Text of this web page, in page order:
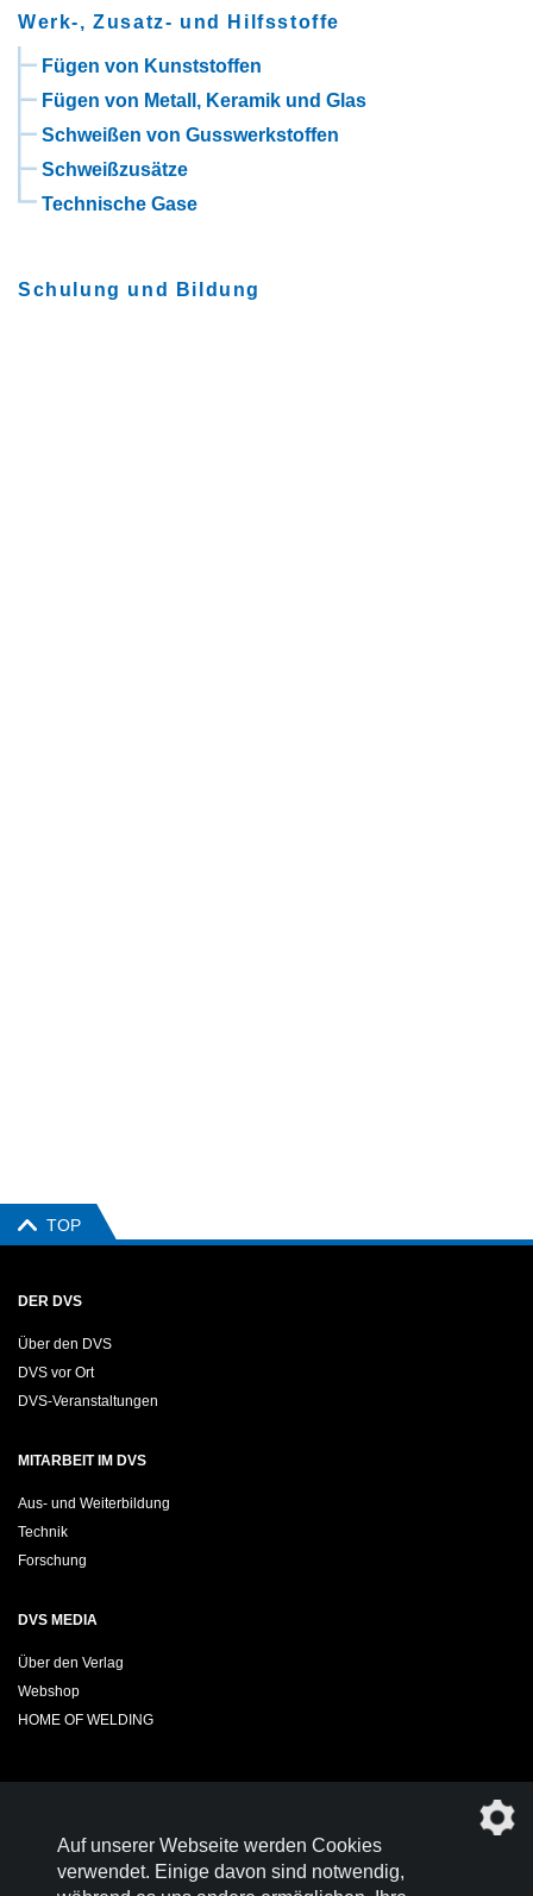
Werk-, Zusatz- und Hilfsstoffe
Fügen von Kunststoffen
Fügen von Metall, Keramik und Glas
Schweißen von Gusswerkstoffen
Schweißzusätze
Technische Gase
Schulung und Bildung
TOP
DER DVS
Über den DVS
DVS vor Ort
DVS-Veranstaltungen
MITARBEIT IM DVS
Aus- und Weiterbildung
Technik
Forschung
DVS MEDIA
Über den Verlag
Webshop
HOME OF WELDING
Werden SieMitglied im DVS!
Auf unserer Webseite werden Cookies
verwendet. Einige davon sind notwendig,